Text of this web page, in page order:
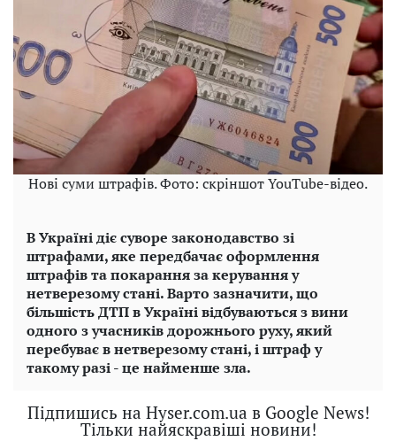
Нові суми штрафів. Фото: скріншот YouTube-відео.
В Україні діє суворе законодавство зі
штрафами, яке передбачає оформлення
штрафів та покарання за керування у
нетверезому стані. Варто зазначити, що
більшість ДТП в Україні відбуваються з вини
одного з учасників дорожнього руху, який
перебуває в нетверезому стані, і штраф у
такому разі - це найменше зла.
Підпишись на Hyser.com.ua в Google News!
Тільки найяскравіші новини!